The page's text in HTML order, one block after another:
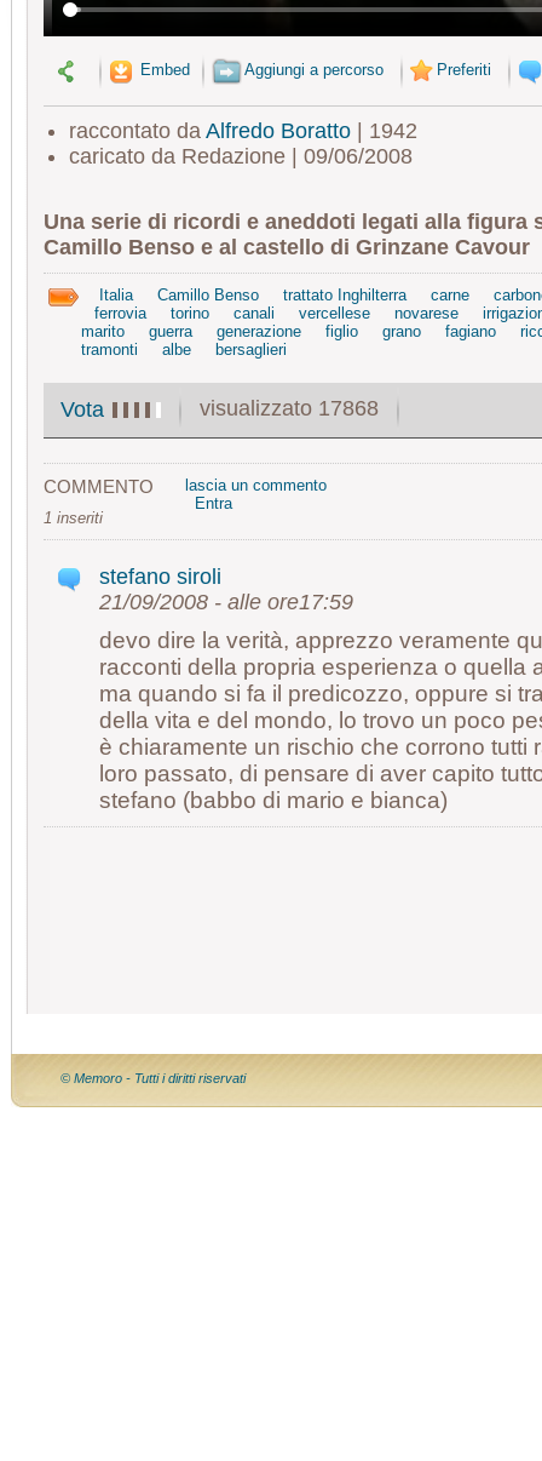
Embed Aggiungi a percorso Preferiti
raccontato da Alfredo Boratto| 1942
caricato da Redazione | 09/06/2008
Una serie di ricordi e aneddoti legati alla figura
Camillo Benso e al castello di Grinzane Cavour
Italia Camillo Benso trattato Inghilterra carne
ferrovia
torino canali vercellese novarese
marito
guerra generazione figlio grano fagiano
tramonti
albe bersaglieri
Vota visualizzato 17868
COMMENTO
1 inseriti
lascia un commento
Entra
stefano siroli
21/09/2008 - alle ore17:59
devo dire la verità, apprezzo veramente
racconti della propria esperienza o quella
ma quando si fa il predicozzo, oppure si
della vita e del mondo, lo trovo un poco
è chiaramente un rischio che corrono tutti
loro passato, di pensare di aver capito
stefano (babbo di mario e bianca)
© Memoro - Tutti i diritti riservati